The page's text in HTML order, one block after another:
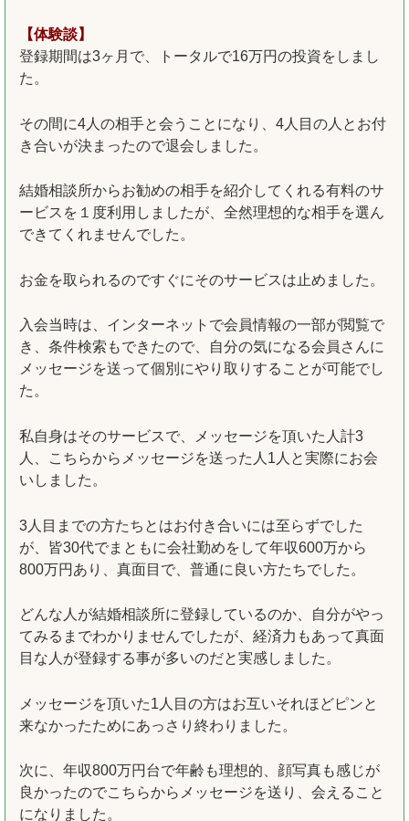
【体験談】
登録期間は3ヶ月で、トータルで16万円の投資をしまし
た。
その間に4人の相手と会うことになり、4人目の人とお付
き合いが決まったので退会しました。
結婚相談所からお勧めの相手を紹介してくれる有料のサ
ービスを１度利用しましたが、全然理想的な相手を選ん
できてくれませんでした。
お金を取られるのですぐにそのサービスは止めました。
入会当時は、インターネットで会員情報の一部が閲覧で
き、条件検索もできたので、自分の気になる会員さんに
メッセージを送って個別にやり取りすることが可能でし
た。
私自身はそのサービスで、メッセージを頂いた人計3
人、こちらからメッセージを送った人1人と実際にお会
いしました。
3人目までの方たちとはお付き合いには至らずでした
が、皆30代でまともに会社勤めをして年収600万から
800万円あり、真面目で、普通に良い方たちでした。
どんな人が結婚相談所に登録しているのか、自分がやっ
てみるまでわかりませんでしたが、経済力もあって真面
目な人が登録する事が多いのだと実感しました。
メッセージを頂いた1人目の方はお互いそれほどピンと
来なかったためにあっさり終わりました。
次に、年収800万円台で年齢も理想的、顔写真も感じが
良かったのでこちらからメッセージを送り、会えること
になりました。